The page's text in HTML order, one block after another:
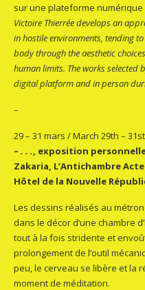
sur une plateforme numérique
Victoire Thierrée develops an
in hostile environments, tending
body through the aesthetic
human limits. The works selected
digital platform and in person
–
29 – 31 mars / March 29th – 31st
– . . ., exposition
Zakaria, L’Antichambre
Hôtel de la Nouvelle
Les dessins réalisés au
dans le décor d’une chambre
tout à la fois stridente et
prolongement de l’outil
peu, le cerveau se libère et la
moment de méditation.